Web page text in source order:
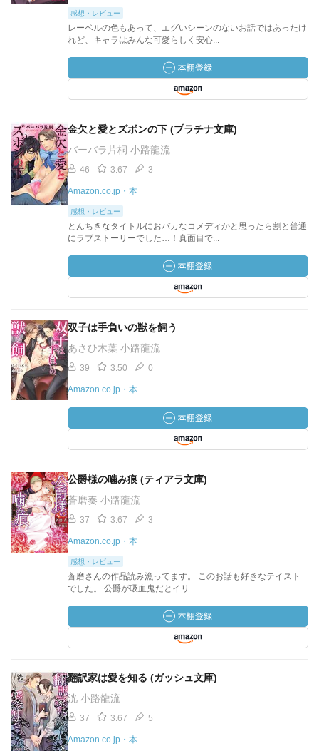
感想・レビュー
レーベルの色もあって、エグいシーンのないお話ではあったけ
れど、キャラはみんな可愛らしく安心...
金欠と愛とズボンの下 (プラチナ文庫)
バーバラ片桐 小路龍流
46 3.67 3
Amazon.co.jp・本
感想・レビュー
とんちきなタイトルにおバカなコメディかと思ったら割と普通
にラブストーリーでした…！真面目で...
双子は手負いの獣を飼う
あさひ木葉 小路龍流
39 3.50 0
Amazon.co.jp・本
公爵様の噛み痕 (ティアラ文庫)
蒼磨奏 小路龍流
37 3.67 3
Amazon.co.jp・本
感想・レビュー
蒼磨さんの作品読み漁ってます。 このお話も好きなテイスト
でした。 公爵が吸血鬼だとイリ...
翻訳家は愛を知る (ガッシュ文庫)
洸 小路龍流
37 3.67 5
Amazon.co.jp・本